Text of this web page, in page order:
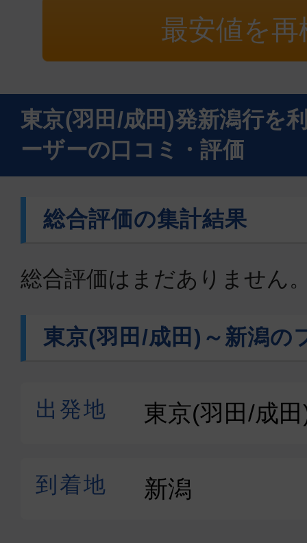
最安値を再
東京(羽田/成田)発新潟行を
ーザーの口コミ・評価
総合評価の集計結果
総合評価はまだありません
東京(羽田/成田)～新潟の